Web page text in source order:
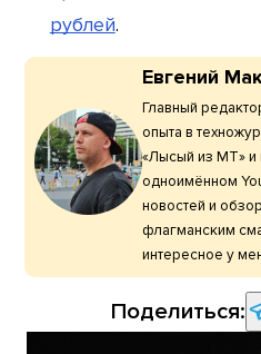
рублей.
Евгений
Главный
опыта в
«Лысый из МТ» и
одноимённом
новостей и
флагманским
интересное у
Поделиться: